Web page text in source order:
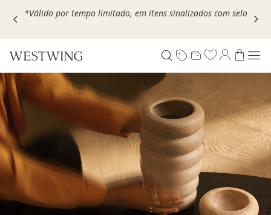
Escolha seu VOUCHER e ganhe até 30% OFF*: useMOVEL30,